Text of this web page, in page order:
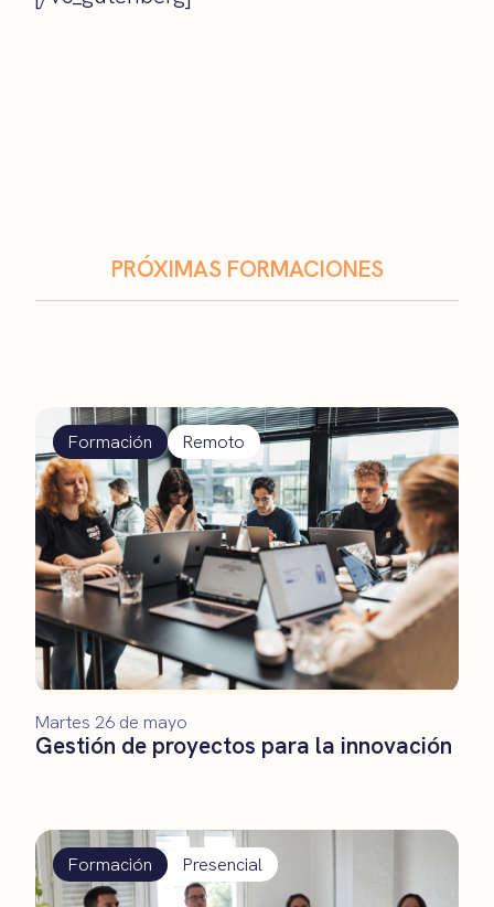
PRÓXIMAS FORMACIONES
Formación Remoto
Gestión de proyectos para la innovación
Martes 26 de mayo
Formación Presencial